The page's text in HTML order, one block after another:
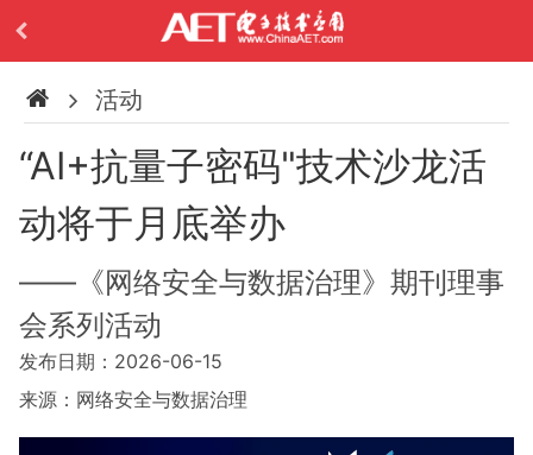
活动
“AI+抗量子密码"技术沙龙活
动将于月底举办
——《网络安全与数据治理》期刊理事
会系列活动
发布日期：2026-06-15
来源：网络安全与数据治理